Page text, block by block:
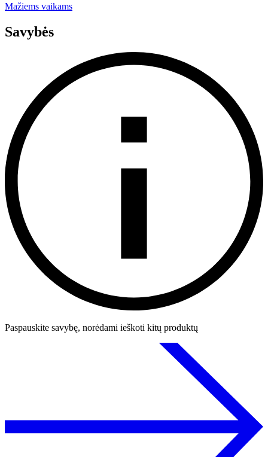
Mažiems vaikams
Savybės
Paspauskite savybę, norėdami ieškoti kitų produktų